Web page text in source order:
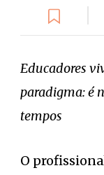
Educadores
paradigma: é
tempos
O